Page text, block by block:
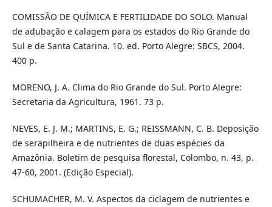
COMISSÃO DE QUÍMICA E FERTILIDADE DO SOLO. Manual
de adubação e calagem para os estados do Rio Grande do
Sul e de Santa Catarina. 10. ed. Porto Alegre: SBCS, 2004.
400 p.
MORENO, J. A. Clima do Rio Grande do Sul. Porto Alegre:
Secretaria da Agricultura, 1961. 73 p.
NEVES, E. J. M.; MARTINS, E. G.; REISSMANN, C. B. Deposição
de serapilheira e de nutrientes de duas espécies da
Amazônia. Boletim de pesquisa florestal, Colombo, n. 43, p.
47-60, 2001. (Edição Especial).
SCHUMACHER, M. V. Aspectos da ciclagem de nutrientes e